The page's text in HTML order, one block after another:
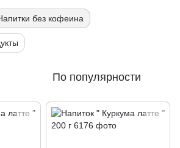
без кофеина
По популярности